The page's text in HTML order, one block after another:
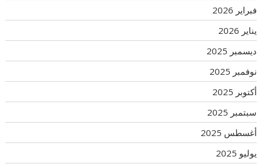
فبراير 2026
يناير 2026
ديسمبر 2025
نوفمبر 2025
أكتوبر 2025
سبتمبر 2025
أغسطس 2025
يوليو 2025